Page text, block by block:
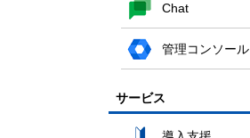
Chat
管理コンソール
サービス